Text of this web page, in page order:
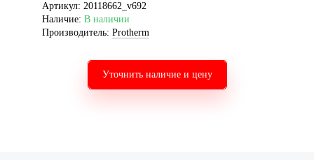
Артикул: 20118662_v692
Наличие: В наличии
Производитель: Protherm
Уточнить наличие и цену